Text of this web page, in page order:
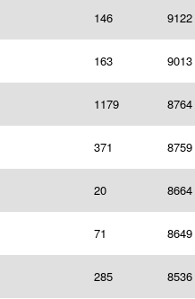
146 9122
163 9013
1179 8764
371 8759
20 8664
71 8649
285 8536